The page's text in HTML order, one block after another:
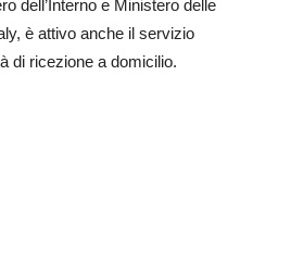
dell’Interno e Ministero delle
è attivo anche il servizio
di ricezione a domicilio.